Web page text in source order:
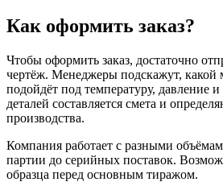
Как оформить заказ?
Чтобы оформить заказ, достаточно
чертёж. Менеджеры подскажут, какой
подойдёт под температуру, давление
деталей составляется смета и
производства.
Компания работает с разными
партии до серийных поставок.
образца перед основным тиражом.